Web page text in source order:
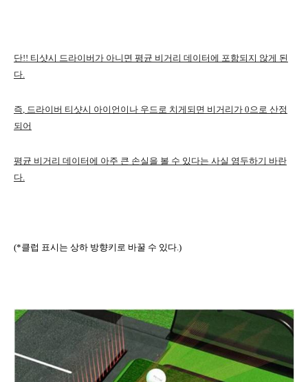
단!! 티샷시 드라이버가 아니면 평균 비거리 데이터에 포함되지 않게 된
다
즉 드라이버 티샷시 아이언이나 우드로 치게되면 비거리가 0 으로 산정
되어
평균 비거리 데이터에 아주 큰 손실을 볼 수 있다는 사실 염두하기 바란
다
(*클럽 표시는 상하 방향키로 바꿀 수 있다 .)